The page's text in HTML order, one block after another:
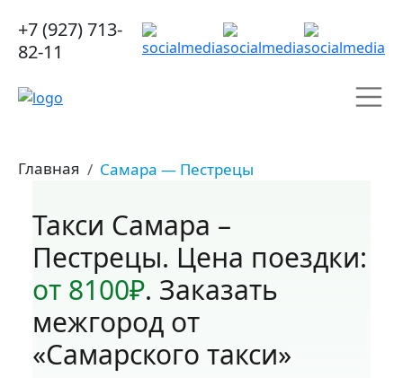
+7 (927) 713-
82-11
Главная Самара — Пестрецы
Такси Самара –
Пестрецы. Цена поездки:
от 8100₽. Заказать
межгород от
«Самарского такси»